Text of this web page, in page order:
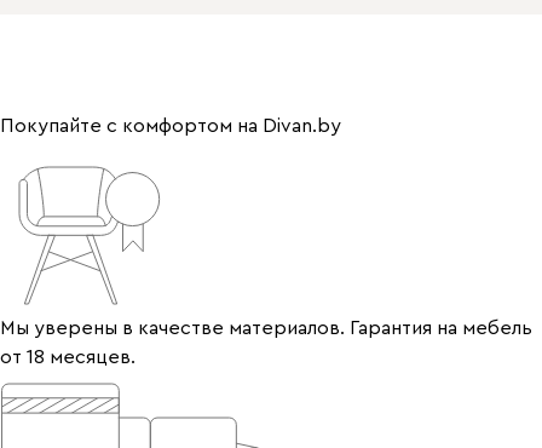
Покупайте с комфортом на Divan.by
Мы уверены в качестве материалов. Гарантия на мебель
от 18 месяцев.